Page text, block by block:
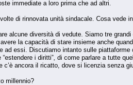
immediate a loro prima che ad altri.
di rinnovata unità sindacale. Cosa vede
alcune diversità di vedute. Siamo tre
la capacità di stare insieme anche
ad essi. Discutiamo intanto sulle
i diritti”, di come parlare a tutte
c’è ancora il ricatto, dove si licenzia senza
millennio?